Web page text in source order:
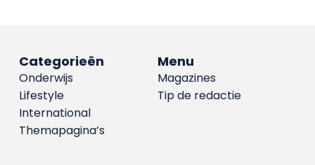
Menu
Magazines
Tip de redactie
Categorieën
Onderwijs
Lifestyle
International
Themapagina’s